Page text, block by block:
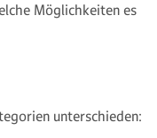
Möglichkeiten es
unterschieden: